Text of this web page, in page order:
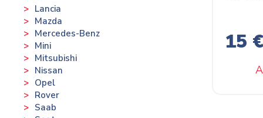
Lancia
Mazda
Mercedes-Benz
Mini
Mitsubishi
Nissan
Opel
Rover
Saab
15 €